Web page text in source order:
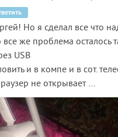
Но я сделал все что
же проблема осталось
USB
и в компе и в сот.
не открывает …